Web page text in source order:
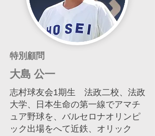
特別顧問
大島 公一
​志村球友会1期生 法政二校、法政
大学、日本生命の第一線でアマチ
ュア野球を、バルセロナオリンピ
ック出場をへて近鉄、オリック